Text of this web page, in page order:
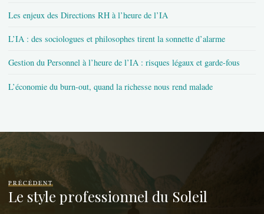
Les enjeux des Directions RH à l’heure de l’IA
L’IA : des sociologues et philosophes tirent la sonnette d’alarme
Gestion du Personnel à l’heure de l’IA : risques légaux et garde-fous
L’économie du burn-out, quand la richesse nous rend malade
PRÉCÉDENT
Le style professionnel du Soleil